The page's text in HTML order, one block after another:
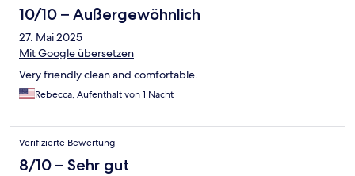
10/10 – Außergewöhnlich
27. Mai 2025
Mit Google übersetzen
Very friendly clean and comfortable.
Rebecca, Aufenthalt von 1 Nacht
Verifizierte Bewertung
8/10 – Sehr gut